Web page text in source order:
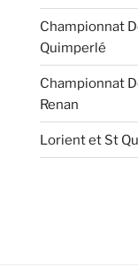
Championnat
Quimperlé
Championnat
Renan
Lorient et St